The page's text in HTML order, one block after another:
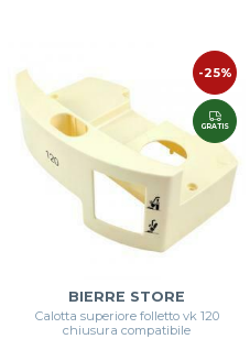
-25%
GRATIS
BIERRE STORE
Calotta superiore folletto vk 120
chiusura compatibile